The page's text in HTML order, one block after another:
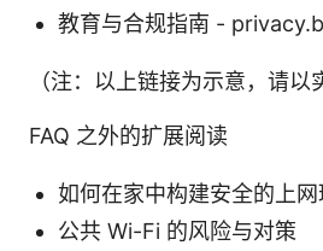
教育与合规指南 -
（注：以上链接为示意，请以
FAQ 之外的扩展阅读
如何在家中构建安全的上网
公共 Wi-Fi 的风险与对策